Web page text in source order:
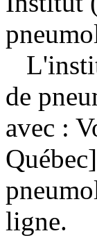
de
avec :
ligne.